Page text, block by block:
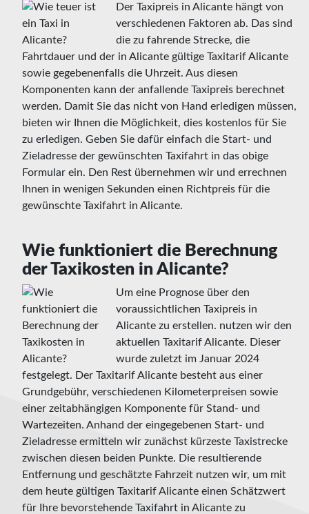
Der Taxipreis in Alicante hängt von
verschiedenen Faktoren ab. Das sind
die zu fahrende Strecke, die
Fahrtdauer und der in Alicante gültige Taxitarif Alicante
sowie gegebenenfalls die Uhrzeit. Aus diesen
Komponenten kann der anfallende Taxipreis berechnet
werden. Damit Sie das nicht von Hand erledigen müssen,
bieten wir Ihnen die Möglichkeit, dies kostenlos für Sie
zu erledigen. Geben Sie dafür einfach die Start- und
Zieladresse der gewünschten Taxifahrt in das obige
Formular ein. Den Rest übernehmen wir und errechnen
Ihnen in wenigen Sekunden einen Richtpreis für die
gewünschte Taxifahrt in Alicante.
Wie funktioniert die Berechnung
der Taxikosten in Alicante?
Um eine Prognose über den
voraussichtlichen Taxipreis in
Alicante zu erstellen. nutzen wir den
aktuellen Taxitarif Alicante. Dieser
wurde zuletzt im Januar 2024
festgelegt. Der Taxitarif Alicante besteht aus einer
Grundgebühr, verschiedenen Kilometerpreisen sowie
einer zeitabhängigen Komponente für Stand- und
Wartezeiten. Anhand der eingegebenen Start- und
Zieladresse ermitteln wir zunächst kürzeste Taxistrecke
zwischen diesen beiden Punkte. Die resultierende
Entfernung und geschätzte Fahrzeit nutzen wir, um mit
dem heute gültigen Taxitarif Alicante einen Schätzwert
für Ihre bevorstehende Taxifahrt in Alicante zu